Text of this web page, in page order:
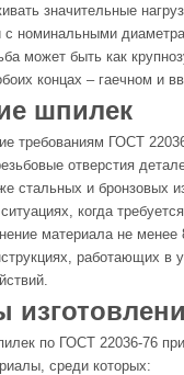
значительные
с номинальными
может быть как
концах – гаечном и
шпилек
требованиям ГОСТ
отверстия
стальных и бронзовых
когда
материала не менее
работающих в
по ГОСТ 22036-76
среди которых: